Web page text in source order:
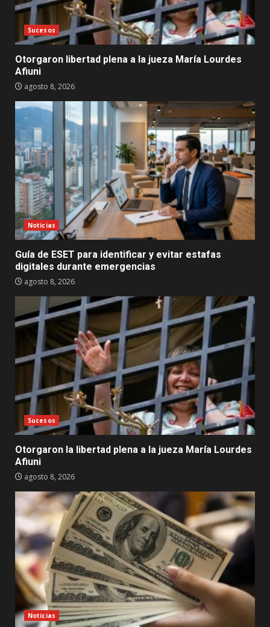
Sucesos
Otorgaron libertad plena a la jueza María Lourdes
Afiuni
agosto 8, 2026
Noticias
Guía de ESET para identificar y evitar estafas
digitales durante emergencias
agosto 8, 2026
Sucesos
Otorgaron la libertad plena a la jueza María Lourdes
Afiuni
agosto 8, 2026
Noticias